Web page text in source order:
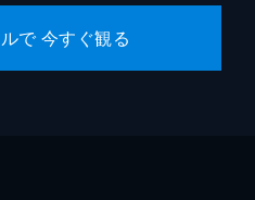
で 今すぐ観る